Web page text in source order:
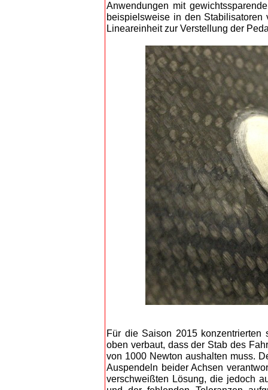
Anwendungen mit
beispielsweise in den
Lineareinheit zur Verstellung der
Für die Saison 2015
oben verbaut, dass der Stab des
von 1000 Newton aushalten muss.
Auspendeln beider Achsen
verschweißten Lösung, die jedoch